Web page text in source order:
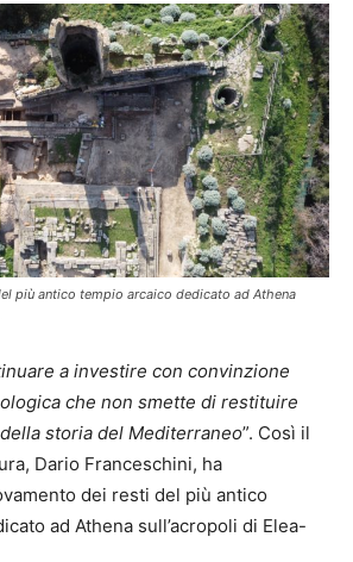
più antico tempio arcaico dedicato ad Athena
a investire con convinzione
che non smette di restituire
storia del Mediterraneo”. Così il
Dario Franceschini, ha
dei resti del più antico
ad Athena sull’acropoli di Elea-